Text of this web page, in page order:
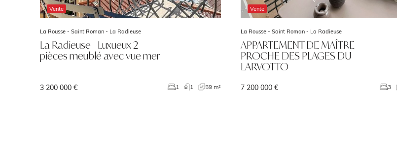
Vente
La Rousse - Saint Roman - La Radieuse
La Radieuse - Luxueux 2
pièces meublé avec vue mer
3 200 000 € 1 1 59 m²
Vente
La Rousse - Saint Roman - La Radieuse
APPARTEMENT DE MAÎTRE
PROCHE DES PLAGES DU
LARVOTTO
7 200 000 € 3